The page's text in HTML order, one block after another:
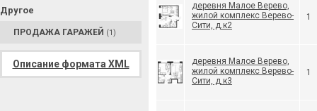
Другое
ПРОДАЖА ГАРАЖЕЙ (1)
Описание формата XML
деревня Малое Верево,
жилой комплекс Верево-
Сити, д.к2
1
деревня Малое Верево,
жилой комплекс Верево-
Сити, д.к3
1